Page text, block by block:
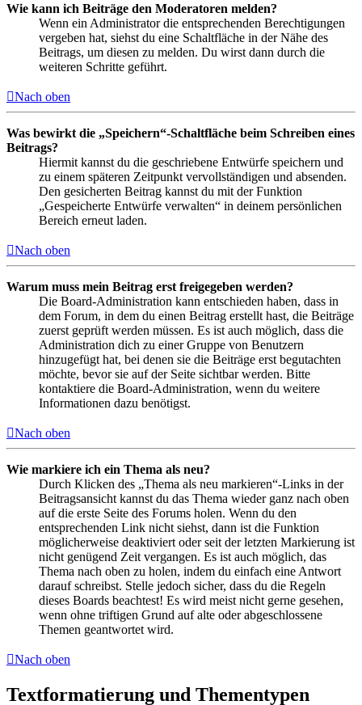
Wie kann ich Beiträge den Moderatoren melden?
Wenn ein Administrator die entsprechenden Berechtigungen
vergeben hat, siehst du eine Schaltfläche in der Nähe des
Beitrags, um diesen zu melden. Du wirst dann durch die
weiteren Schritte geführt.
Nach oben
Was bewirkt die „Speichern“-Schaltfläche beim Schreiben eines
Beitrags?
Hiermit kannst du die geschriebene Entwürfe speichern und
zu einem späteren Zeitpunkt vervollständigen und absenden.
Den gesicherten Beitrag kannst du mit der Funktion
„Gespeicherte Entwürfe verwalten“ in deinem persönlichen
Bereich erneut laden.
Nach oben
Warum muss mein Beitrag erst freigegeben werden?
Die Board-Administration kann entschieden haben, dass in
dem Forum, in dem du einen Beitrag erstellt hast, die Beiträge
zuerst geprüft werden müssen. Es ist auch möglich, dass die
Administration dich zu einer Gruppe von Benutzern
hinzugefügt hat, bei denen sie die Beiträge erst begutachten
möchte, bevor sie auf der Seite sichtbar werden. Bitte
kontaktiere die Board-Administration, wenn du weitere
Informationen dazu benötigst.
Nach oben
Wie markiere ich ein Thema als neu?
Durch Klicken des „Thema als neu markieren“-Links in der
Beitragsansicht kannst du das Thema wieder ganz nach oben
auf die erste Seite des Forums holen. Wenn du den
entsprechenden Link nicht siehst, dann ist die Funktion
möglicherweise deaktiviert oder seit der letzten Markierung ist
nicht genügend Zeit vergangen. Es ist auch möglich, das
Thema nach oben zu holen, indem du einfach eine Antwort
darauf schreibst. Stelle jedoch sicher, dass du die Regeln
dieses Boards beachtest! Es wird meist nicht gerne gesehen,
wenn ohne triftigen Grund auf alte oder abgeschlossene
Themen geantwortet wird.
Nach oben
Textformatierung und Thementypen